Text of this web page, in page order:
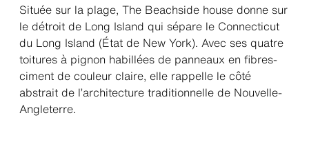
Située sur la plage, The Beachside house donne sur
le détroit de Long Island qui sépare le Connecticut
du Long Island (État de New York). Avec ses quatre
toitures à pignon habillées de panneaux en fibres-
ciment de couleur claire, elle rappelle le côté
abstrait de l’architecture traditionnelle de Nouvelle-
Angleterre.